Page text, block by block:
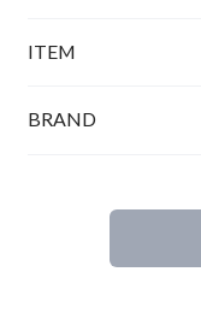
ITEM
BRAND